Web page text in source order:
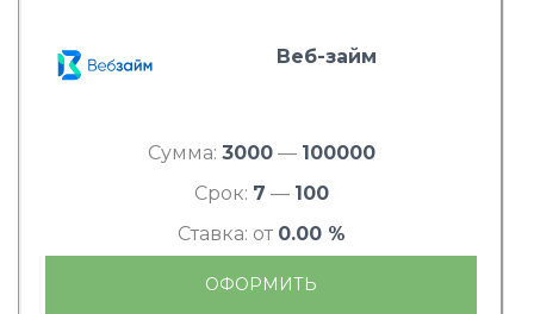
Веб-займ
Сумма: 3000— 100000
Срок: 7 — 100
Ставка: от 0.00 %
ОФОРМИТЬ